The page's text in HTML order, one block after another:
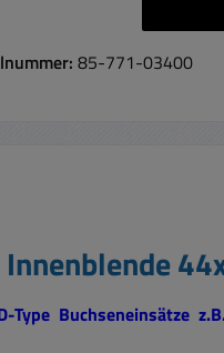
85-771-03400
Buchseneinsätze